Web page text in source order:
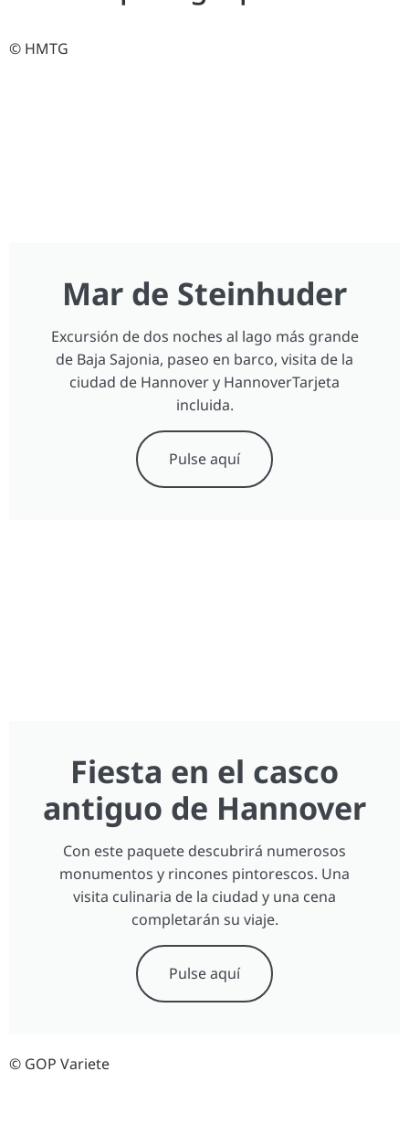
© HMTG
Mar de Steinhuder
Excursión de dos noches al lago más grande
de Baja Sajonia, paseo en barco, visita de la
ciudad de Hannover y HannoverTarjeta
incluida.
Pulse aquí
Fiesta en el casco
antiguo de Hannover
Con este paquete descubrirá numerosos
monumentos y rincones pintorescos. Una
visita culinaria de la ciudad y una cena
completarán su viaje.
Pulse aquí
© GOP Variete